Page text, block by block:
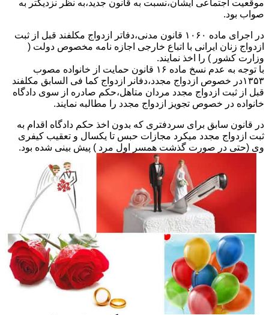
موقعیت اجتماعی ایشان،نسبت به قانون جدید،به نظر نزدیکتر به
صواب بود.
در اجرای ماده ۱۰۶۰ قانون مدنی،دفاتر ازدواج مکلفند قبل از ثبت
ازدواج زنان ایرانی با اتباع خارجی اجازه نامه مخصوص دولت (
وزارت کشور ) را اخذ نمایند.
با توجه به عدم نسخ ماده ۱۶ قانون حمایت از خانواده مصوب
۱۳۵۳در خصوص ازدواج مجدد،دفانر ازدواج کما فی السابق مکلفند
قبل از ثبت ازدواج مجدد مردان متاهل،حکم صادره از سوی دادگاه
خانواده در خصوص تجویز ازدواج مجدد را مطالبه نمایند.
در قانون سابق برای سردفتری که بدون اخذ حکم دادگاه اقدام به
ثبت ازدواج مجدد میکرد مجازات حبس تا یکسال و تعقیب کیفری
وی (حتی در صورت گذشت همسر اول مرد ) پیش بینی شده بود.